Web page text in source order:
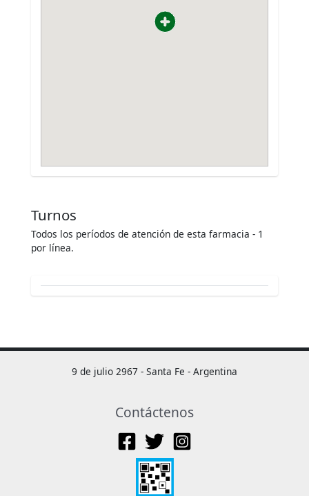
Turnos
Todos los períodos de atención de esta farmacia - 1
por línea.
9 de julio 2967 - Santa Fe - Argentina
Contáctenos